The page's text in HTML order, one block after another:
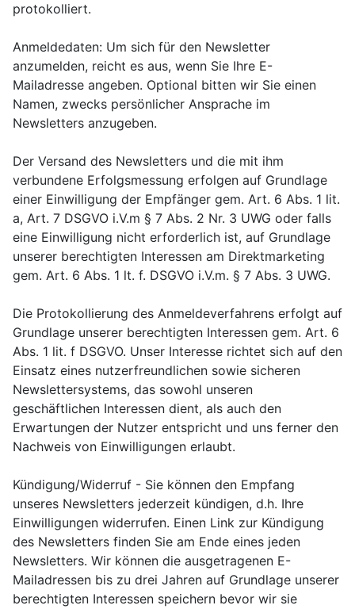
protokolliert.
Anmeldedaten: Um sich für den Newsletter
anzumelden, reicht es aus, wenn Sie Ihre E-
Mailadresse angeben. Optional bitten wir Sie einen
Namen, zwecks persönlicher Ansprache im
Newsletters anzugeben.
Der Versand des Newsletters und die mit ihm
verbundene Erfolgsmessung erfolgen auf Grundlage
einer Einwilligung der Empfänger gem. Art. 6 Abs. 1 lit.
a, Art. 7 DSGVO i.V.m § 7 Abs. 2 Nr. 3 UWG oder falls
eine Einwilligung nicht erforderlich ist, auf Grundlage
unserer berechtigten Interessen am Direktmarketing
gem. Art. 6 Abs. 1 lt. f. DSGVO i.V.m. § 7 Abs. 3 UWG.
Die Protokollierung des Anmeldeverfahrens erfolgt auf
Grundlage unserer berechtigten Interessen gem. Art. 6
Abs. 1 lit. f DSGVO. Unser Interesse richtet sich auf den
Einsatz eines nutzerfreundlichen sowie sicheren
Newslettersystems, das sowohl unseren
geschäftlichen Interessen dient, als auch den
Erwartungen der Nutzer entspricht und uns ferner den
Nachweis von Einwilligungen erlaubt.
Kündigung/Widerruf - Sie können den Empfang
unseres Newsletters jederzeit kündigen, d.h. Ihre
Einwilligungen widerrufen. Einen Link zur Kündigung
des Newsletters finden Sie am Ende eines jeden
Newsletters. Wir können die ausgetragenen E-
Mailadressen bis zu drei Jahren auf Grundlage unserer
berechtigten Interessen speichern bevor wir sie